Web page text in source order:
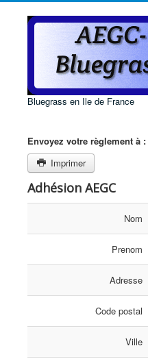
Bluegrass en Ile de France
Envoyez votre règlement à :
Imprimer
Adhésion AEGC
Nom
Prenom
Adresse
Code postal
Ville